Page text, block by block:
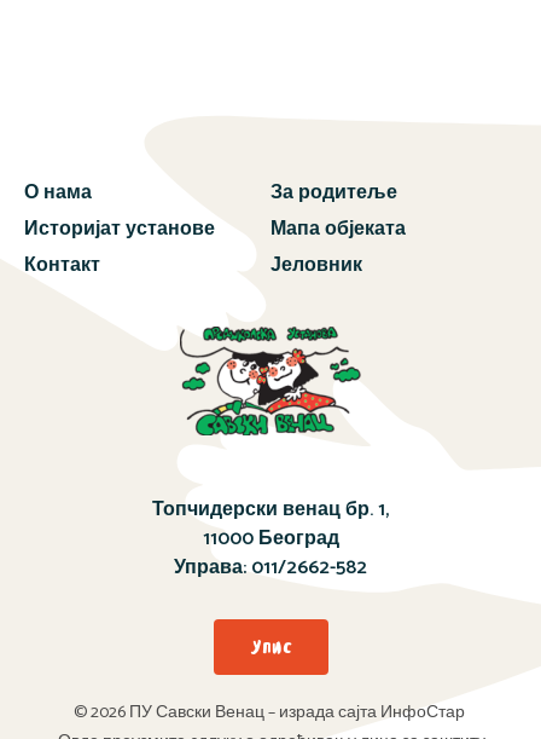
О нама
Историјат установе
Контакт
За родитеље
Мапа објеката
Јеловник
Топчидерски венац бр. 1,
11000 Београд
Управа:011/2662-582
Упис
© 2026 ПУ Савски Венац – израда сајта ИнфоСтар